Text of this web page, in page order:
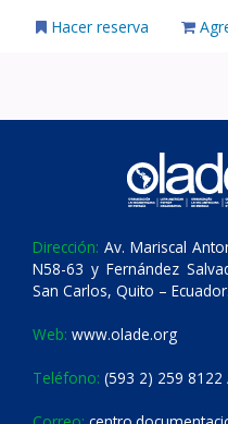
Hacer reserva
Dirección: Av. Mariscal
N58-63 y Fernández
San Carlos, Quito – Ecuador.
Web: www.olade.org
Teléfono: (593 2) 259 8122